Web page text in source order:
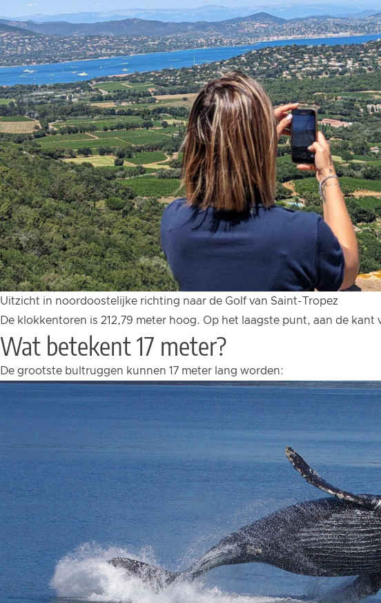
Uitzicht in noordoostelijke richting naar de Golf van Saint-Tropez
De klokkentoren is 212,79 meter hoog. Op het laagste punt, aan de kant
Wat betekent 17 meter?
De grootste bultruggen kunnen 17 meter lang worden: